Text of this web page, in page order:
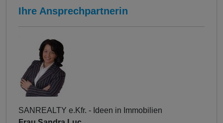
Ihre Ansprechpartnerin
SANREALTY e.Kfr. - Ideen in Immobilien